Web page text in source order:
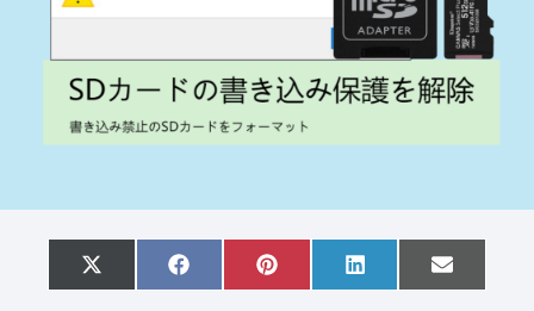
S
h
X
(
S
h
F
a
S
h
P
i
S
h
L
i
S
h
E
m